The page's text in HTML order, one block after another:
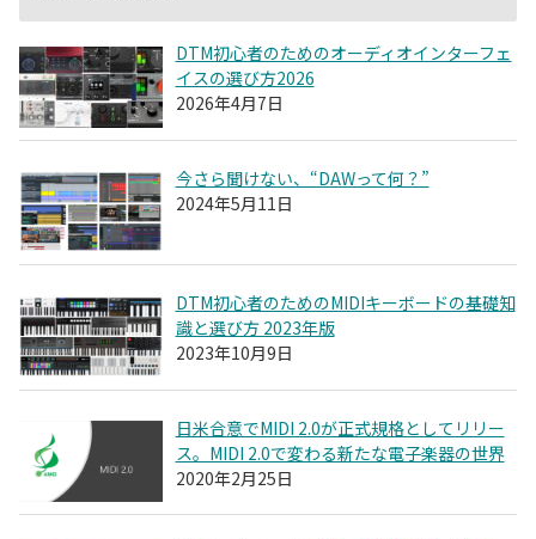
DTM初心者のためのオーディオインターフェ
イスの選び方2026
2026年4月7日
今さら聞けない、“DAWって何？”
2024年5月11日
DTM初心者のためのMIDIキーボードの基礎知
識と選び方 2023年版
2023年10月9日
日米合意でMIDI 2.0が正式規格としてリリー
ス。MIDI 2.0で変わる新たな電子楽器の世界
2020年2月25日